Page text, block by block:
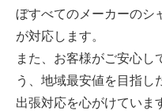
ぼすべてのメーカーのシ
が対応します。
また、お客様がご安心し
う、地域最安値を目指し
出張対応を心がけていま